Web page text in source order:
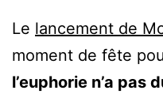
Le lancement de
moment de fête
l’euphorie n’a pas